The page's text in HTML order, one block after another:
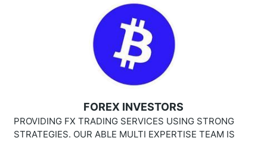
FOREX INVESTORS
PROVIDING FX TRADING SERVICES USING STRONG
STRATEGIES. OUR ABLE MULTI EXPERTISE TEAM IS